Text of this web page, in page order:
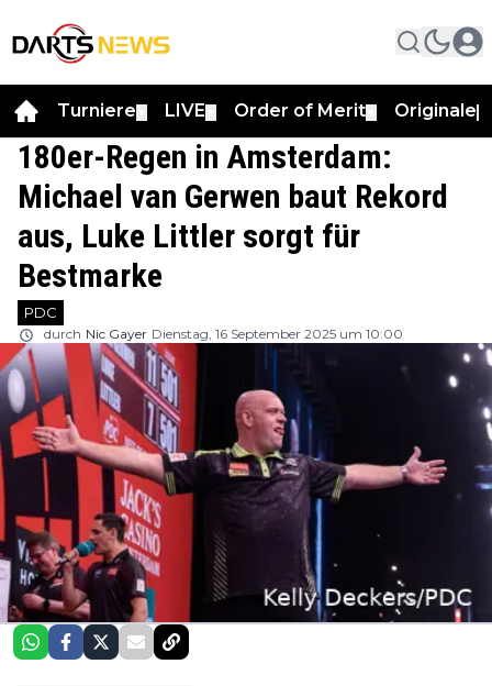
Turniere LIVE Order of Merit Originale
180er-Regen in Amsterdam:
Michael van Gerwen baut Rekord
aus, Luke Littler sorgt für
Bestmarke
PDC
durch Nic Gayer Dienstag, 16 September 2025 um 10:00